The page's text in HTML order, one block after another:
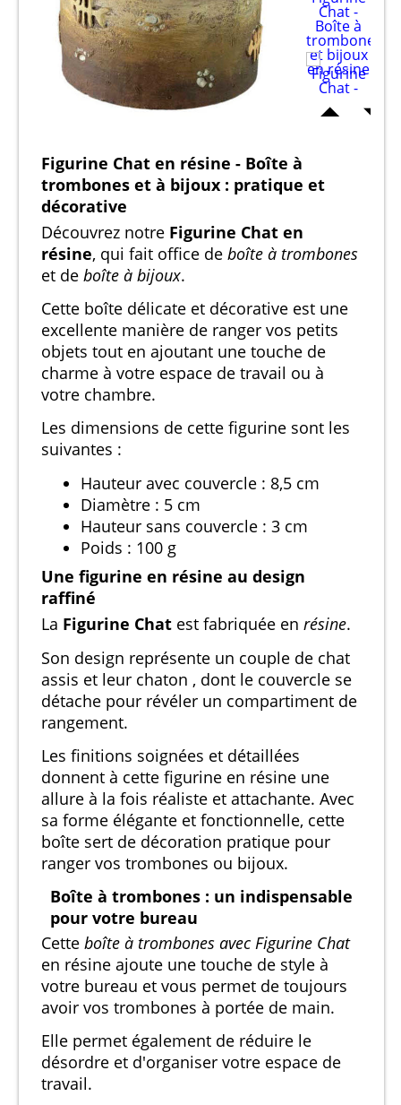
Figurine Chat en résine - Boîte à
trombones et à bijoux : pratique et
décorative
Découvrez notre Figurine Chat en
résine, qui fait office de boîte à trombones
et de boîte à bijoux.
Cette boîte délicate et décorative est une
excellente manière de ranger vos petits
objets tout en ajoutant une touche de
charme à votre espace de travail ou à
votre chambre.
Les dimensions de cette figurine sont les
suivantes :
Hauteur avec couvercle : 8,5 cm
Diamètre : 5 cm
Hauteur sans couvercle : 3 cm
Poids : 100 g
Une figurine en résine au design
raffiné
La Figurine Chat est fabriquée en résine.
Son design représente un couple de chat
assis et leur chaton , dont le couvercle se
détache pour révéler un compartiment de
rangement.
Les finitions soignées et détaillées
donnent à cette figurine en résine une
allure à la fois réaliste et attachante. Avec
sa forme élégante et fonctionnelle, cette
boîte sert de décoration pratique pour
ranger vos trombones ou bijoux.
Boîte à trombones : un indispensable
pour votre bureau
Cette boîte à trombones avec Figurine Chat
en résine ajoute une touche de style à
votre bureau et vous permet de toujours
avoir vos trombones à portée de main.
Elle permet également de réduire le
désordre et d'organiser votre espace de
travail.